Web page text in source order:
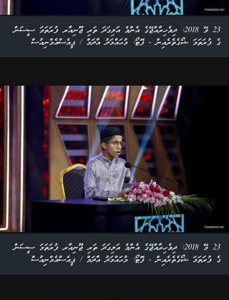
23 މޭ 2018: ދިވެހިރާއްޖޭގެ އެންމެ އަލިގަދަ ތަރި ޖޫނިއާރ ފުރަތަމަ ސީސަން
ގެ ފުރަތަމަ ޝޯގެތެރެއިން - ފޮޓޯ: މުޙައްމަދު އާދަމް / ޕީއެސްއެމްނިއުސް
23 މޭ 2018: ދިވެހިރާއްޖޭގެ އެންމެ އަލިގަދަ ތަރި ޖޫނިއާރ ފުރަތަމަ ސީސަން
ގެ ފުރަތަމަ ޝޯގެތެރެއިން - ފޮޓޯ: މުޙައްމަދު އާދަމް / ޕީއެސްއެމްނިއުސް